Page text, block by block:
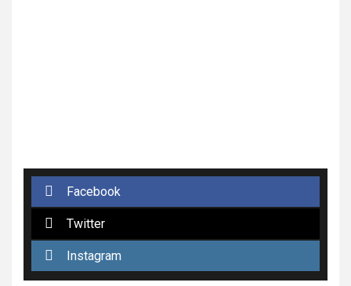
Facebook
Twitter
Instagram